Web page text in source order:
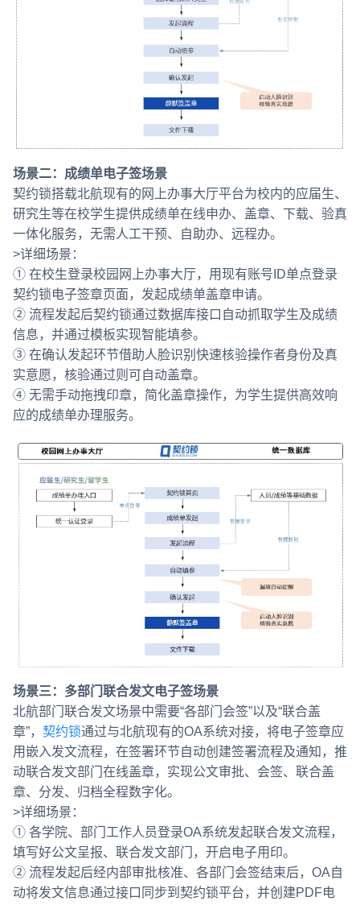
场景二：成绩单电子签场景
契约锁搭载北航现有的网上办事大厅平台为校内的应届生、
研究生等在校学生提供成绩单在线申办、盖章、下载、验真
一体化服务，无需人工干预、自助办、远程办。
>详细场景：
① 在校生登录校园网上办事大厅，用现有账号ID单点登录
契约锁电子签章页面，发起成绩单盖章申请。
② 流程发起后契约锁通过数据库接口自动抓取学生及成绩
信息，并通过模板实现智能填参。
③ 在确认发起环节借助人脸识别快速核验操作者身份及真
实意愿，核验通过则可自动盖章。
④ 无需手动拖拽印章，简化盖章操作，为学生提供高效响
应的成绩单办理服务。
场景三：多部门联合发文电子签场景
北航部门联合发文场景中需要“各部门会签”以及“联合盖
章”， 契约锁通过与北航现有的OA系统对接，将电子签章应
用嵌入发文流程，在签署环节自动创建签署流程及通知，推
动联合发文部门在线盖章，实现公文审批、会签、联合盖
章、分发、归档全程数字化。
>详细场景：
① 各学院、部门工作人员登录OA系统发起联合发文流程，
填写好公文呈报、联合发文部门，开启电子用印。
② 流程发起后经内部审批核准、各部门会签结束后，OA自
动将发文信息通过接口同步到契约锁平台，并创建PDF电